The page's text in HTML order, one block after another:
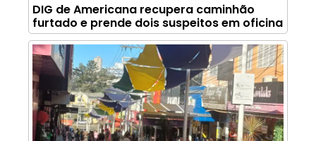
DIG de Americana recupera caminhão
furtado e prende dois suspeitos em oficina